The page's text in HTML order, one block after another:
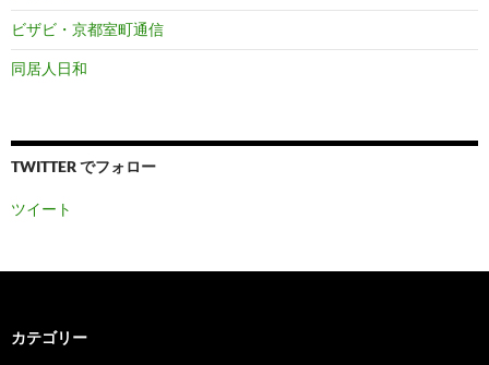
ビザビ・京都室町通信
同居人日和
TWITTER でフォロー
ツイート
カテゴリー